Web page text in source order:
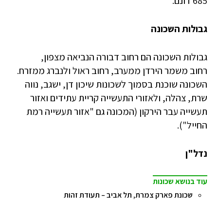
גבולות השכונה
גבולות השכונה הם רחוב דבורה הנביאה מצפון,
רחוב משמר הירדן ממערב, רחוב ראול ולנברג ממזרח.
השכונה שוכנת בסמוך לשכונות שיכון דן, ישגב, נווה
שרת, צהלה, ולאזורי התעשייה קריית עתידים ואזור
תעשייה עבר הירקון (המכונה גם "אזור תעשייה רמת
החייל").
נדל"ן
עוד בנושא שכונות
שכונת פארק צמרת, תל אביב – תעודת זהות